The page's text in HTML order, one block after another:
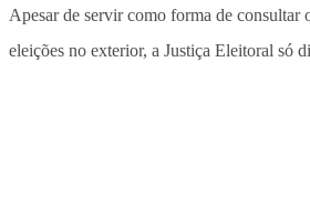
Apesar de servir como forma de consultar
eleições no exterior, a Justiça Eleitoral só